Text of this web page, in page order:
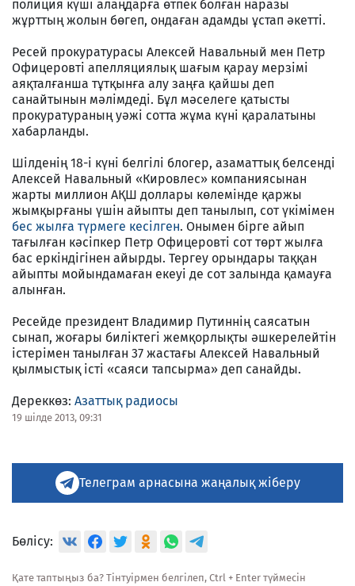
полиция күші алаңдарға өтпек болған наразы
жұрттың жолын бөгеп, ондаған адамды ұстап әкетті.
Ресей прокуратурасы Алексей Навальный мен Петр
Офицеровті апелляциялық шағым қарау мерзімі
аяқталғанша тұтқынға алу заңға қайшы деп
санайтынын мәлімдеді. Бұл мәселеге қатысты
прокуратураның уәжі сотта жұма күні қаралатыны
хабарланды.
Шілденің 18-і күні белгілі блогер, азаматтық белсенді
Алексей Навальный «Кировлес» компаниясынан
жарты миллион АҚШ доллары көлемінде қаржы
жымқырғаны үшін айыпты деп танылып, сот үкімімен
бес жылға түрмеге кесілген. Онымен бірге айып
тағылған кәсіпкер Петр Офицеровті сот төрт жылға
бас еркіндігінен айырды. Тергеу орындары таққан
айыпты мойындамаған екеуі де сот залында қамауға
алынған.
Ресейде президент Владимир Путиннің саясатын
сынап, жоғары биліктегі жемқорлықты әшкерелейтін
істерімен танылған 37 жастағы Алексей Навальный
қылмыстық істі «саяси тапсырма» деп санайды.
Дереккөз: Азаттық радиосы
19 шілде 2013, 09:31
Телеграм арнасына жаңалық жіберу
Бөлісу:
Қате таптыңыз ба? Тінтуірмен белгілеп, Ctrl + Enter түймесін